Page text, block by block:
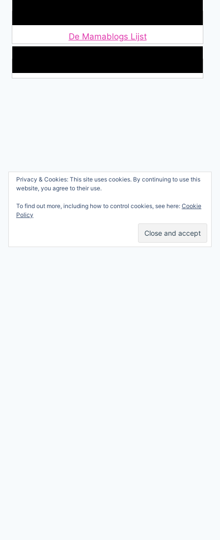
De Mamablogs Lijst
Wie ben ik?
Samenwerken
© 2026 Ren mama, ren!
Professional Blogging
Services
Privacy & Cookies: This site uses cookies. By continuing to use this
website, you agree to their use.
To find out more, including how to control cookies, see here: Cookie
Policy